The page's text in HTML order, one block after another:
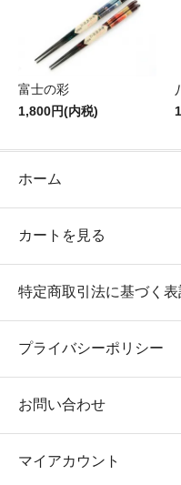
富士の彩
1,800円(内税)
ホーム
カートを見る
特定商取引法に基づく表
プライバシーポリシー
お問い合わせ
マイアカウント